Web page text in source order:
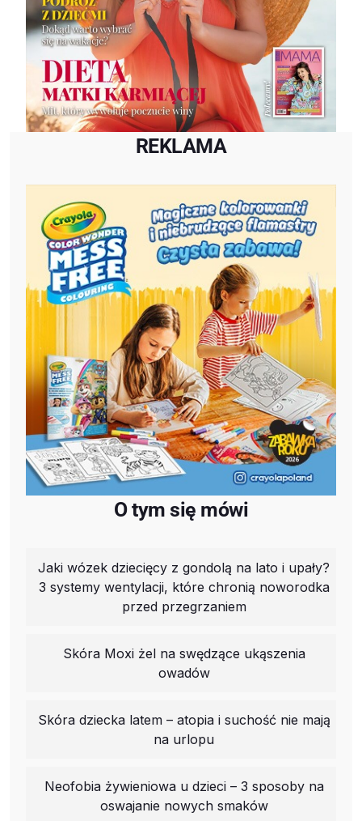
REKLAMA
O tym się mówi
Jaki wózek dziecięcy z gondolą na lato i upały?
3 systemy wentylacji, które chronią noworodka
przed przegrzaniem
Skóra Moxi żel na swędzące ukąszenia
owadów
Skóra dziecka latem – atopia i suchość nie mają
na urlopu
Neofobia żywieniowa u dzieci – 3 sposoby na
oswajanie nowych smaków